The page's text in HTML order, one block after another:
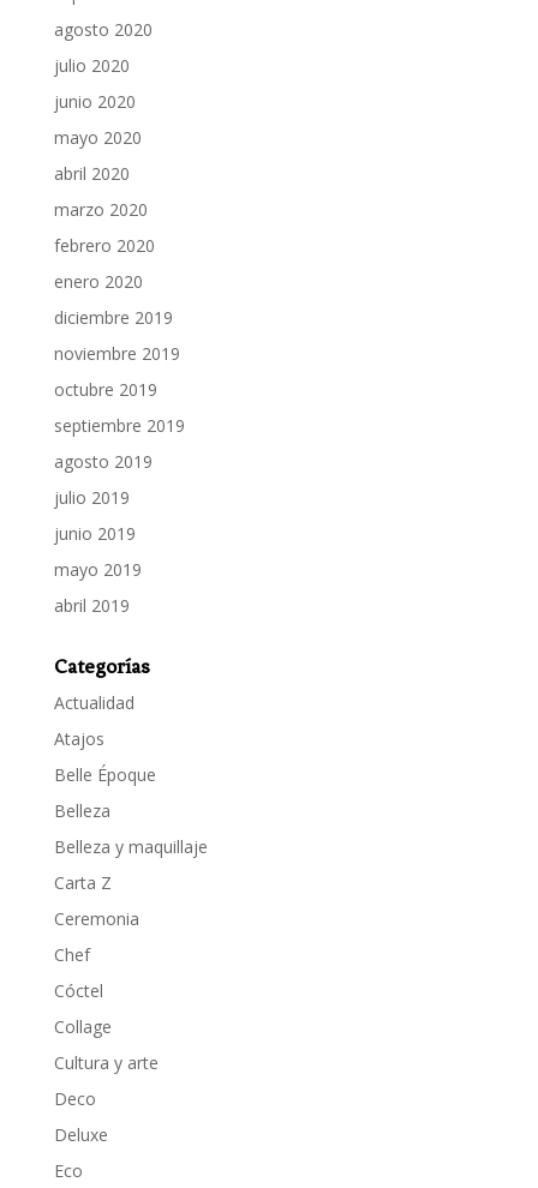
agosto 2020
julio 2020
junio 2020
mayo 2020
abril 2020
marzo 2020
febrero 2020
enero 2020
diciembre 2019
noviembre 2019
octubre 2019
septiembre 2019
agosto 2019
julio 2019
junio 2019
mayo 2019
abril 2019
Categorías
Actualidad
Atajos
Belle Époque
Belleza
Belleza y maquillaje
Carta Z
Ceremonia
Chef
Cóctel
Collage
Cultura y arte
Deco
Deluxe
Eco